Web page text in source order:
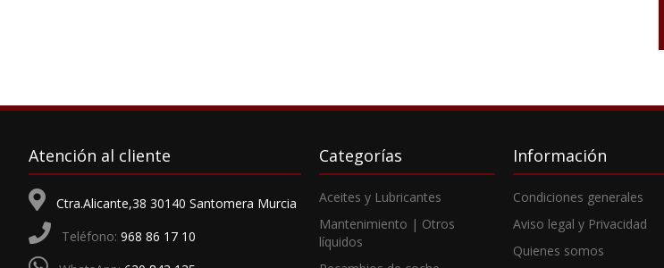
Atención al cliente
Ctra.Alicante,38 30140 Santomera Murcia
Teléfono: 968 86 17 10
Categorías
Aceites y Lubricantes
Mantenimiento | Otros
líquidos
Información
Condiciones generales
Aviso legal y Privacidad
Quienes somos